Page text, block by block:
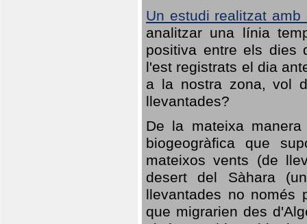
Un estudi realitzat amb
analitzar una línia
positiva entre els dies
l'est registrats el dia
a la nostra zona, vol
llevantades?
De la mateixa
biogeogràfica que
mateixos vents (de
desert del Sàhara
llevantades no només
que migrarien des